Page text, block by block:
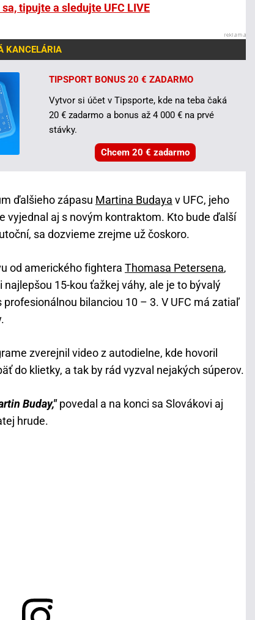
tipujte a sledujte UFC LIVE
KANCELÁRIA
TIPSPORT BONUS 20 € ZADARMO
Vytvor si účet v Tipsporte, kde na teba čaká
20 € zadarmo a bonus až 4 000 € na prvé
stávky.
Chcem 20 € zadarmo
ďalšieho zápasu Martina Budaya v UFC, jeho
vyjednal aj s novým kontraktom. Kto bude ďalší
sa dozvieme zrejme už čoskoro.
od amerického fightera Thomasa Petersena,
15-kou ťažkej váhy, ale je to bývalý
profesionálnou bilanciou 10 – 3. V UFC má zatiaľ
zverejnil video z autodielne, kde hovoril
do klietky, a tak by rád vyzval nejakých súperov.
Buday,"povedal a na konci sa Slovákovi aj
hrude.